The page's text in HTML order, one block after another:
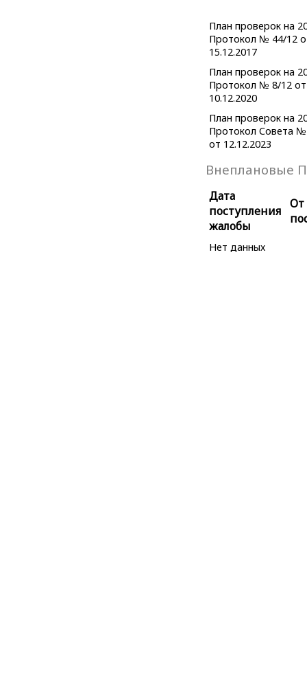
План проверок на
Протокол № 44/12
15.12.2017
План проверок на
Протокол № 8/12 от
10.12.2020
План проверок на
Протокол Совета
от 12.12.2023
Внеплановые
Дата
поступления
жалобы
От
Нет данных